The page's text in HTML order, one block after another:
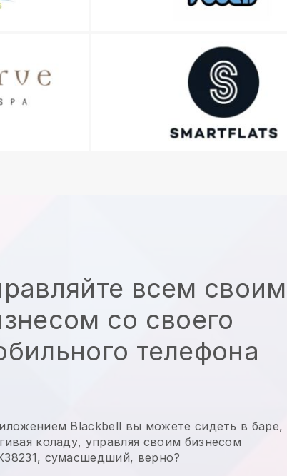
всем своим
со своего
телефона
Blackbell вы можете сидеть в баре,
коладу, управляя своим бизнесом
сумасшедший, верно?